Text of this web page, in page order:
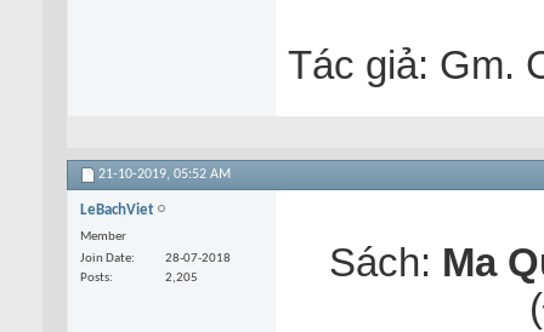
Tác giả: Gm.
21-10-2019, 05:52 AM
LeBachViet
Member
Join Date
28-07-2018
Posts
2,205 Sách: Ma